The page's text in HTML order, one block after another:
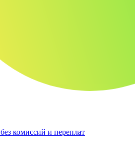
без комиссий и переплат